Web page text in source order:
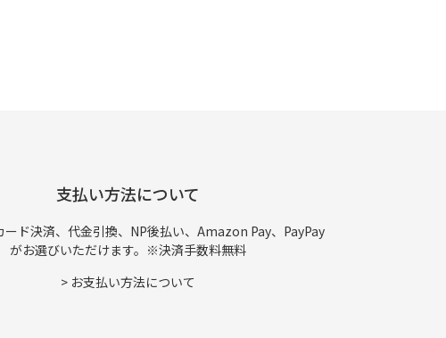
支払い方法について
ード決済、代金引換、NP後払い、Amazon Pay、PayPay
がお選びいただけます。※決済手数料無料
> お支払い方法について